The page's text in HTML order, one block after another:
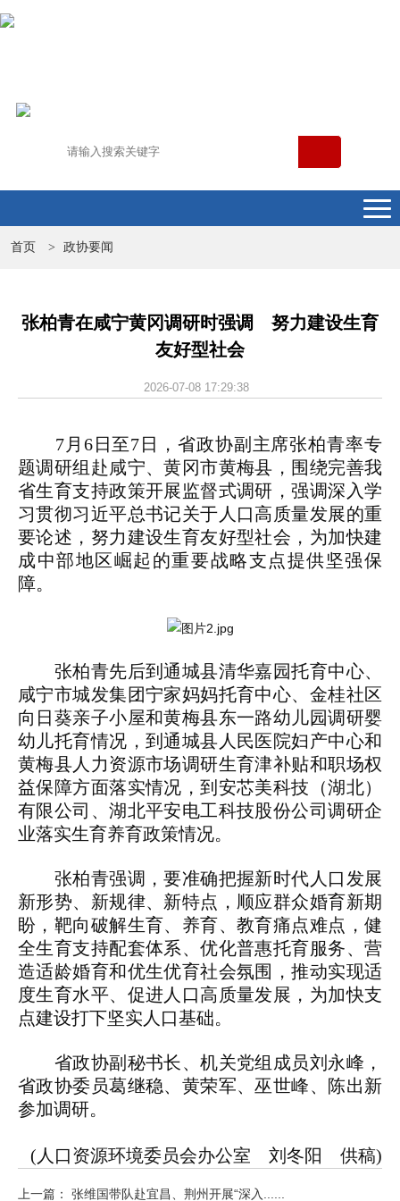
首页 > 政协要闻
张柏青在咸宁黄冈调研时强调 努力建设生育
友好型社会
2026-07-08 17:29:38
7月6日至7日，省政协副主席张柏青率专
题调研组赴咸宁、黄冈市黄梅县，围绕完善我
省生育支持政策开展监督式调研，强调深入学
习贯彻习近平总书记关于人口高质量发展的重
要论述，努力建设生育友好型社会，为加快建
成中部地区崛起的重要战略支点提供坚强保
障。
张柏青先后到通城县清华嘉园托育中心、
咸宁市城发集团宁家妈妈托育中心、金桂社区
向日葵亲子小屋和黄梅县东一路幼儿园调研婴
幼儿托育情况，到通城县人民医院妇产中心和
黄梅县人力资源市场调研生育津补贴和职场权
益保障方面落实情况，到安芯美科技 （湖北）
有限公司、湖北平安电工科技股份公司调研企
业落实生育养育政策情况。
张柏青强调，要准确把握新时代人口发展
新形势、新规律、新特点，顺应群众婚育新期
盼，靶向破解生育、养育、教育痛点难点，健
全生育支持配套体系、优化普惠托育服务、营
造适龄婚育和优生优育社会氛围，推动实现适
度生育水平、促进人口高质量发展，为加快支
点建设打下坚实人口基础。
省政协副秘书长、机关党组成员刘永峰，
省政协委员葛继稳、黄荣军、巫世峰、陈出新
参加调研。
(人口资源环境委员会办公室 刘冬阳 供稿)
上一篇： 张维国带队赴宜昌、荆州开展“深入......